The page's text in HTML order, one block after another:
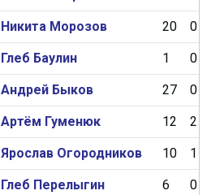
Никита Морозов 20 0
Глеб Баулин 1 0
Андрей Быков 27 0
Артём Гуменюк 12 2
Ярослав Огородников 10 1
Глеб Перелыгин 6 0